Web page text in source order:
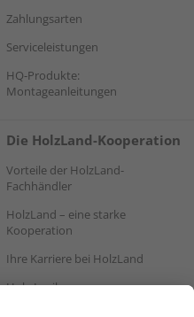
Zahlungsarten
Serviceleistungen
HQ-Produkte:
Montageanleitungen
Die HolzLand-Kooperation
Vorteile der HolzLand-
Fachhändler
HolzLand – eine starke
Kooperation
Ihre Karriere bei HolzLand
Holz-Lexikon